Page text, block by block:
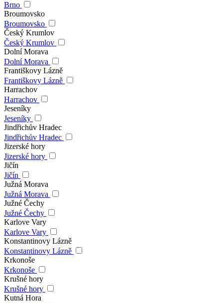
Brno
Broumovsko
Broumovsko
Český Krumlov
Český Krumlov
Dolní Morava
Dolní Morava
Františkovy Lázně
Františkovy Lázně
Harrachov
Harrachov
Jeseníky
Jeseníky
Jindřichův Hradec
Jindřichův Hradec
Jizerské hory
Jizerské hory
Jičín
Jičín
Južná Morava
Južná Morava
Južné Čechy
Južné Čechy
Karlove Vary
Karlove Vary
Konstantinovy Lázně
Konstantinovy Lázně
Krkonoše
Krkonoše
Krušné hory
Krušné hory
Kutná Hora